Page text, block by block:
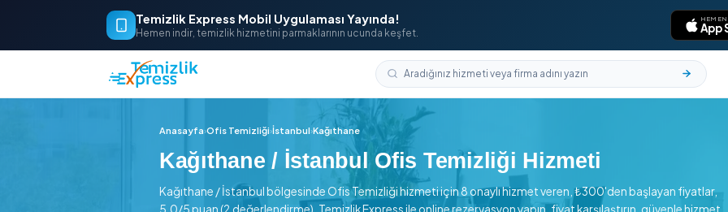
Temizlik Express Mobil Uygulaması Yayında!
Hemen indir, temizlik hizmetini parmaklarının ucunda keşfet.
Anasayfa ›Ofis Temizliği› İstanbul› Kağıthane
Kağıthane / İstanbul Ofis Temizliği Hizmeti